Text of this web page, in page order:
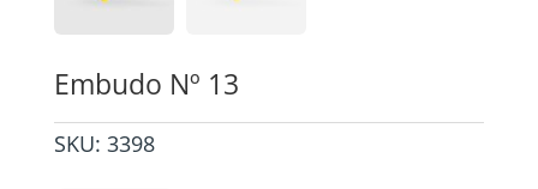
Embudo Nº 13
SKU: 3398